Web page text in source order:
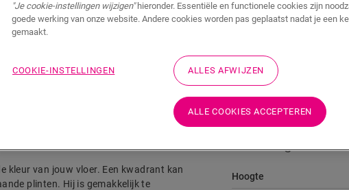
Snelkoppeling naar Downloads
kleur van jouw vloer. Een kwadrant kan
plinten. Hij is gemakkelijk te
Hoogte
"Je cookie-instellingen wijzigen"hieronder. Essentiële en functionele cookies zijn
goede werking van onze website. Andere cookies worden pas geplaatst nadat je een
gemaakt.
COOKIE-INSTELLINGEN ALLES AFWIJZEN
ALLE COOKIES ACCEPTEREN